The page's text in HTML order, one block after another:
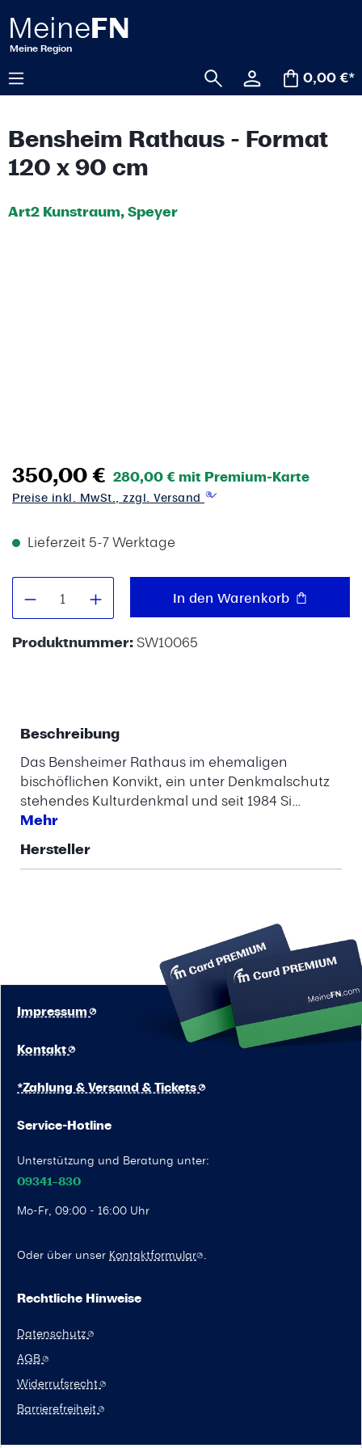
springen
0,00 €*
Bensheim Rathaus - Format
120 x 90 cm
Art2 Kunstraum, Speyer
350,00 € 280,00 € mit Premium-Karte
Preise inkl. MwSt., zzgl. Versand
Lieferzeit 5-7 Werktage
Produkt Anzahl: Gib denIn den Warenkorb
Produktnummer:SW10065
Beschreibung
Das Bensheimer Rathaus im ehemaligen
bischöflichen Konvikt, ein unter Denkmalschutz
stehendes Kulturdenkmal und seit 1984 Si…
Mehr
Hersteller
Service-Hotline
Unterstützung und Beratung unter:
09341–830
Mo-Fr, 09:00 - 16:00 Uhr
Oder über unser Kontaktformular .
Kontakt
Impressum
*Zahlung & Versand & Tickets
Rechtliche Hinweise
Datenschutz
AGB
Widerrufsrecht
Barrierefreiheit